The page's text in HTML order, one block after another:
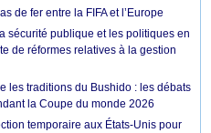
de fer entre la FIFA et l’Europe
sécurité publique et les politiques en
de réformes relatives à la gestion
les traditions du Bushido : les débats
la Coupe du monde 2026
temporaire aux États-Unis pour